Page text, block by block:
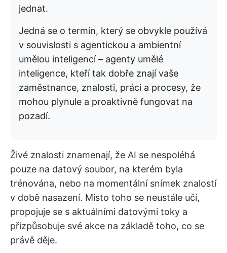
jednat.
Jedná se o termín, který se obvykle používá
v souvislosti s agentickou a ambientní
umělou inteligencí – agenty umělé
inteligence, kteří tak dobře znají vaše
zaměstnance, znalosti, práci a procesy, že
mohou plynule a proaktivně fungovat na
pozadí.
Živé znalosti znamenají, že AI se nespoléhá
pouze na datový soubor, na kterém byla
trénována, nebo na momentální snímek znalostí
v době nasazení. Místo toho se neustále učí,
propojuje se s aktuálními datovými toky a
přizpůsobuje své akce na základě toho, co se
právě děje.